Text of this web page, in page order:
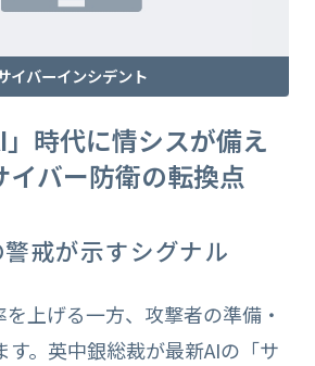
イバーインシデント
」時代に情シスが備え
イバー防衛の転換点
戒が示すシグナル
上げる一方、攻撃者の準備・
す。英中銀総裁が最新AIの「サ